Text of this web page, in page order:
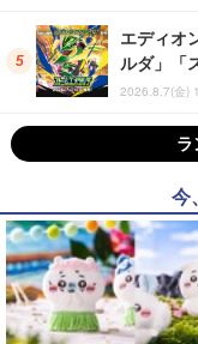
エディオ
ルダ」「
2026.8.7(金)
ラ
今